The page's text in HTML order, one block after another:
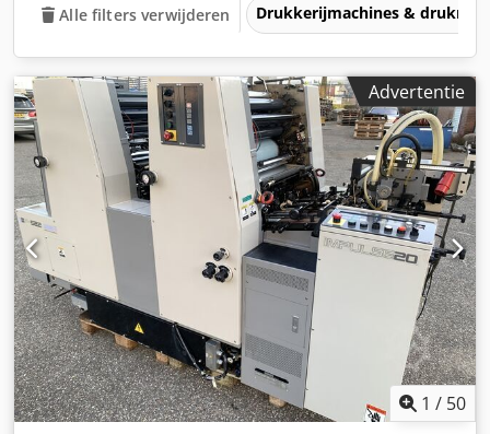
Alle filters verwijderen Drukkerijmachines &
Advertentie
1 / 50